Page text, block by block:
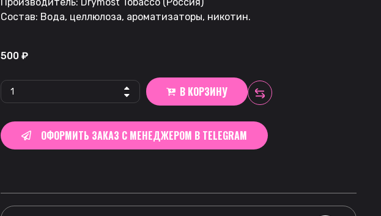
Состав: Вода, целлюлоза, ароматизаторы, никотин.
500 ₽
В КОРЗИНУ
ОФОРМИТЬ ЗАКАЗ С МЕНЕДЖЕРОМ В TELEGRAM